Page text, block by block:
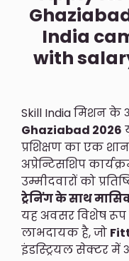
India
with
Skill India मिशन के
Ghaziabad 2026
प्रशिक्षण का एक
अप्रेन्टिसशिप
उम्मीदवारों को
ट्रेनिंग के साथ
यह अवसर विशेष रूप
लाभदायक है, जो
इंडस्ट्रियल सेक्टर में